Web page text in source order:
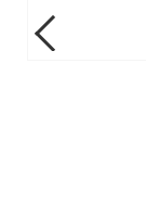
Previous